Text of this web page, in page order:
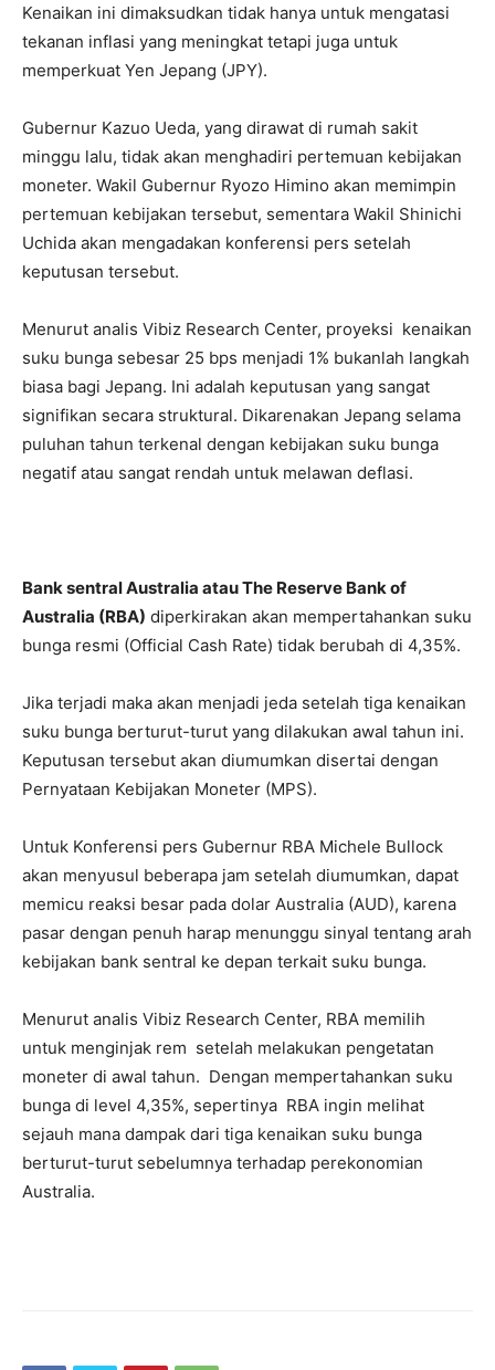
Kenaikan ini dimaksudkan tidak hanya untuk mengatasi
tekanan inflasi yang meningkat tetapi juga untuk
memperkuat Yen Jepang (JPY).
Gubernur Kazuo Ueda, yang dirawat di rumah sakit
minggu lalu, tidak akan menghadiri pertemuan kebijakan
moneter. Wakil Gubernur Ryozo Himino akan memimpin
pertemuan kebijakan tersebut, sementara Wakil Shinichi
Uchida akan mengadakan konferensi pers setelah
keputusan tersebut.
Menurut analis Vibiz Research Center, proyeksi kenaikan
suku bunga sebesar 25 bps menjadi 1% bukanlah langkah
biasa bagi Jepang. Ini adalah keputusan yang sangat
signifikan secara struktural. Dikarenakan Jepang selama
puluhan tahun terkenal dengan kebijakan suku bunga
negatif atau sangat rendah untuk melawan deflasi.
Bank sentral Australia atau The Reserve Bank of
Australia (RBA) diperkirakan akan mempertahankan suku
bunga resmi (Official Cash Rate) tidak berubah di 4,35%.
Jika terjadi maka akan menjadi jeda setelah tiga kenaikan
suku bunga berturut-turut yang dilakukan awal tahun ini.
Keputusan tersebut akan diumumkan disertai dengan
Pernyataan Kebijakan Moneter (MPS).
Untuk Konferensi pers Gubernur RBA Michele Bullock
akan menyusul beberapa jam setelah diumumkan, dapat
memicu reaksi besar pada dolar Australia (AUD), karena
pasar dengan penuh harap menunggu sinyal tentang arah
kebijakan bank sentral ke depan terkait suku bunga.
Menurut analis Vibiz Research Center, RBA memilih
untuk menginjak rem setelah melakukan pengetatan
moneter di awal tahun. Dengan mempertahankan suku
bunga di level 4,35%, sepertinya RBA ingin melihat
sejauh mana dampak dari tiga kenaikan suku bunga
berturut-turut sebelumnya terhadap perekonomian
Australia.